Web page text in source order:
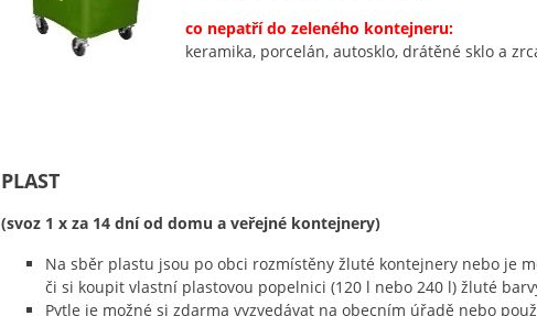
co nepatří do zeleného kontejneru:
keramika, porcelán, autosklo, drátěné sklo a
PLAST
(svoz 1 x za 14 dní od domu a veřejné kontejnery)
Na sběr plastu jsou po obci rozmístěny žluté kontejnery nebo je
či si koupit vlastní plastovou popelnici (120 l nebo 240 l) žluté
Pytle je možné si zdarma vyzvedávat na obecním úřadě nebo